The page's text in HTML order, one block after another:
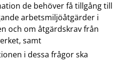
de behöver få tillgång till
arbetsmiljöåtgärder i
och om åtgärdskrav från
samt
i dessa frågor ska